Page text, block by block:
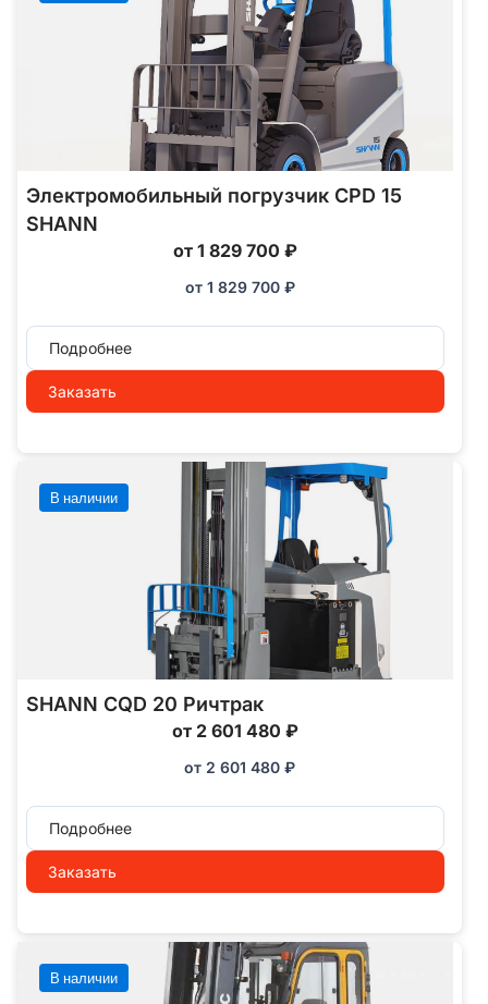
Электромобильный погрузчик CPD 15
SHANN
от 1 829 700 ₽
от 1 829 700 ₽
Подробнее
Заказать
В наличии
SHANN CQD 20 Ричтрак
от 2 601 480 ₽
от 2 601 480 ₽
Подробнее
Заказать
В наличии